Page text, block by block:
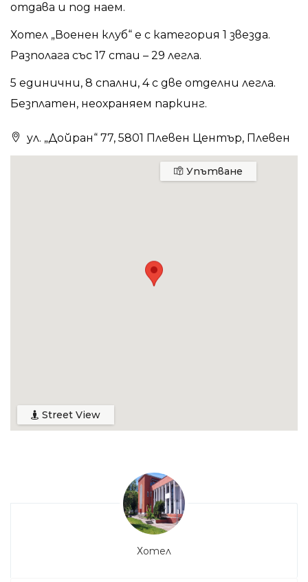
отдава и под наем.
Хотел „Военен клуб“ е с категория 1 звезда.
Разполага със 17 стаи – 29 легла.
5 единични, 8 спални, 4 с две отделни легла.
Безплатен, неохраняем паркинг.
ул. „Дойран“ 77, 5801 Плевен Център, Плевен
Street View
Упътване
Хотел